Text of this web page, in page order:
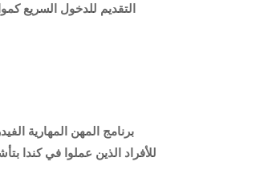
التقديم للدخول السريع